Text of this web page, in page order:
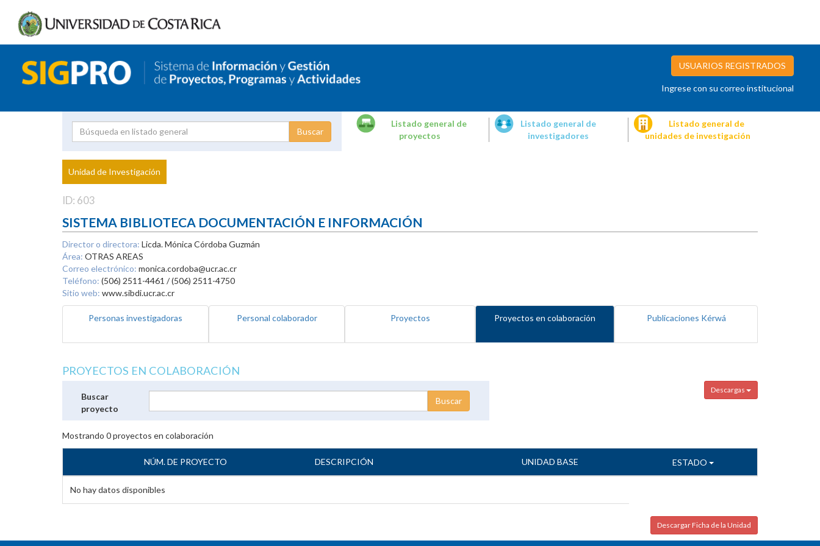
USUARIOS REGISTRADOS
Ingrese con su correo institucional
Proyecto
Investigador
Listado general de
proyectos
Listado general de
investigadores
Listado general de
unidades de investigación
Unidad de Investigación
ID: 603
SISTEMA BIBLIOTECA DOCUMENTACIÓN E INFORMACIÓN
Director o directora: Licda. Mónica Córdoba Guzmán
Área: OTRAS AREAS
Correo electrónico: monica.cordoba@ucr.ac.cr
Teléfono: (506) 2511-4461 / (506) 2511-4750
Sitio web: www.sibdi.ucr.ac.cr
Personas investigadoras Personal colaborador Proyectos Proyectos en colaboración Publicaciones Kérwá
PROYECTOS EN COLABORACIÓN
Descargas
Buscar
proyecto
Mostrando 0proyectos en colaboración
NÚM. DE PROYECTO DESCRIPCIÓN UNIDAD BASE ESTADO
No hay datos disponibles
Descargar Ficha de la Unidad